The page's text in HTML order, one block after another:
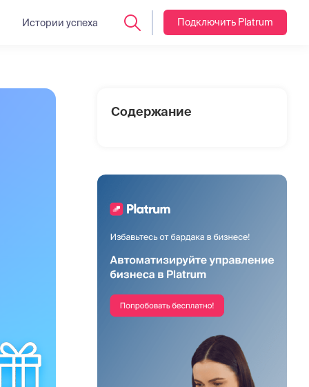
Истории успеха Подключить Platrum
Содержание